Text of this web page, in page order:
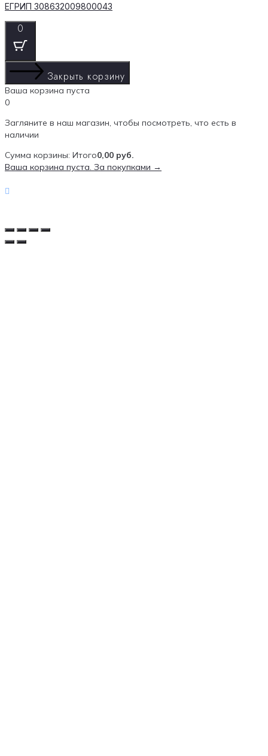
ЕГРИП 308632009800043
0
Закрыть корзину
Ваша корзина пуста
0
Загляните в наш магазин, чтобы посмотреть, что есть в
наличии
Сумма корзины: Итого0,00 руб.
Ваша корзина пуста. За покупками →